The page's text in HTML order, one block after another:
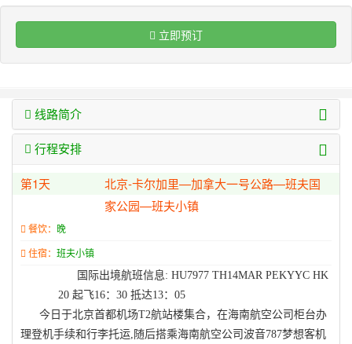
立即预订
线路简介
行程安排
第1天
北京-卡尔加里—加拿大一号公路—班夫国
家公园—班夫小镇
餐饮： 晚
住宿： 班夫小镇
国际出境航班信息: HU7977 TH14MAR PEKYYC HK
20 起飞16： 30 抵达13： 05
今日于北京首都机场T2航站楼集合，在海南航空公司柜台办
理登机手续和行李托运 随后搭乘海南航空公司波音787梦想客机